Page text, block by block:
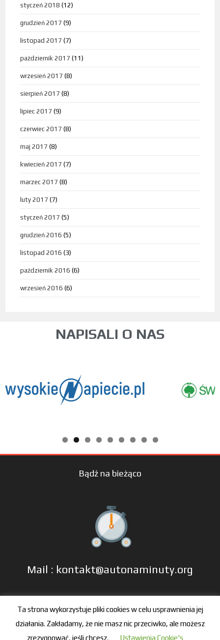
styczeń 2018 (12)
grudzień 2017 (9)
listopad 2017 (7)
październik 2017 (11)
wrzesień 2017 (8)
sierpień 2017 (8)
lipiec 2017 (9)
czerwiec 2017 (8)
maj 2017 (8)
kwiecień 2017 (7)
marzec 2017 (8)
luty 2017 (7)
styczeń 2017 (5)
grudzień 2016 (5)
listopad 2016 (3)
październik 2016 (6)
wrzesień 2016 (6)
NAPISALI O NAS
Bądź na bieżąco
Mail : kontakt@autonaminuty.org
tel: +48 606 666 993
Ta strona wykorzystuje pliki cookies w celu usprawnienia jej
działania. Zakładamy, że nie masz nic przeciwko, ale możesz
zrezygnować, jeśli chcesz.
Ustawienia Cookie's